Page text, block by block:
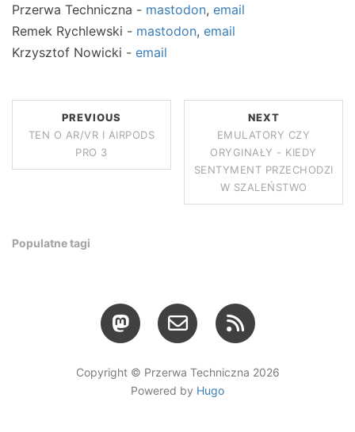
Przerwa Techniczna - mastodon, email
Remek Rychlewski - mastodon, email
Krzysztof Nowicki - email
PREVIOUS
TEN O AR/VR I AIRPODS
PRO 3
NEXT
EMULATORY CZY
ORYGINAŁY - KIEDY
SENTYMENT PRZECHODZI
W SZALEŃSTWO
Populatne tagi
Copyright © Przerwa Techniczna 2026
Powered by Hugo